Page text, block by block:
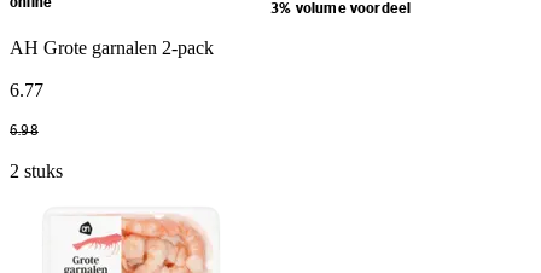
online 3% volume voordeel
AH Grote garnalen 2-pack
6.77
6.98
2 stuks